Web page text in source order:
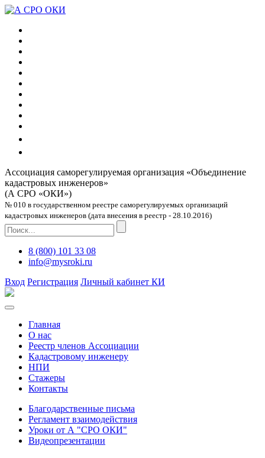
Ассоциация саморегулируемая организация «Объединение
кадастровых инженеров»
(А СРО «ОКИ»)
№ 010 в государственном реестре саморегулируемых организаций
кадастровых инженеров (дата внесения в реестр - 28.10.2016)
8 (800) 101 33 08
info@mysroki.ru
Вход Регистрация Личный кабинет КИ
Главная
О нас
Реестр членов Ассоциации
Кадастровому инженеру
НПИ
Стажеры
Контакты
Благодарственные письма
Регламент взаимодействия
Уроки от А "СРО ОКИ"
Видеопрезентации